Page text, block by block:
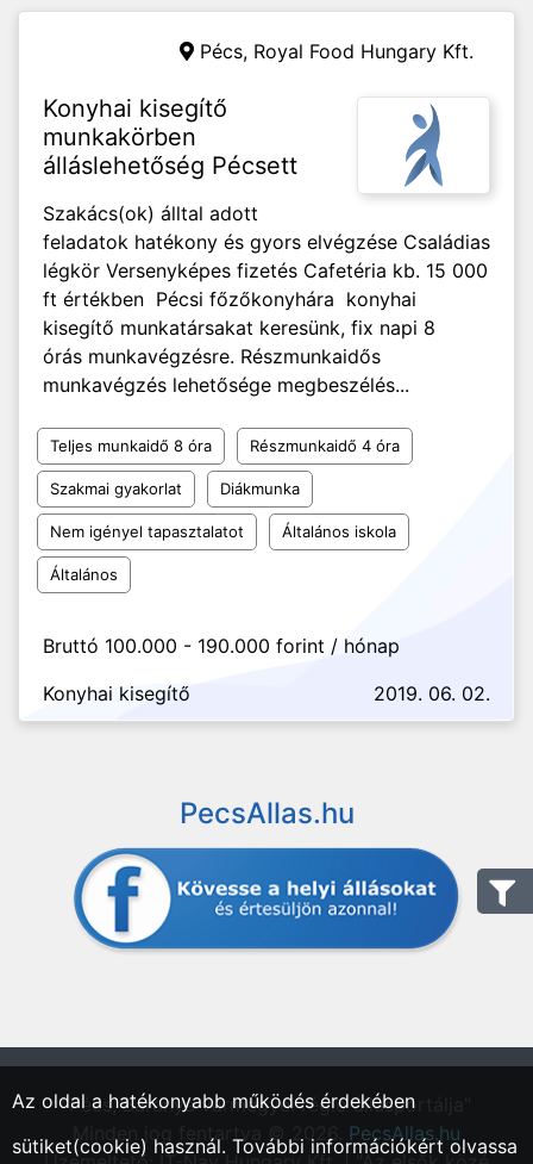
Pécs, Royal Food Hungary Kft.
Konyhai kisegítő
munkakörben
álláslehetőség Pécsett
Szakács(ok) álltal adott
feladatok hatékony és gyors elvégzése Családias
légkör Versenyképes fizetés Cafetéria kb. 15 000
ft értékben Pécsi főzőkonyhára konyhai
kisegítő munkatársakat keresünk, fix napi 8
órás munkavégzésre. Részmunkaidős
munkavégzés lehetősége megbeszélés...
Teljes munkaidő 8 óra Részmunkaidő 4 óra
Szakmai gyakorlat Diákmunka
Nem igényel tapasztalatot Általános iskola
Általános
Bruttó 100.000 - 190.000 forint / hónap
Konyhai kisegítő
2019. 06. 02.
PecsAllas.hu
"Pécs, Baranya vármegyei régió állásportálja"
Minden jog fentartva © 2026. PecsAllas.hu
Az oldal a hatékonyabb működés érdekében
sütiket(cookie) használ. További információkért olvassa